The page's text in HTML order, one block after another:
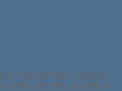
说,可能已经不是什么新鲜事了,
浪博客,搜狐博客,网易博客,等